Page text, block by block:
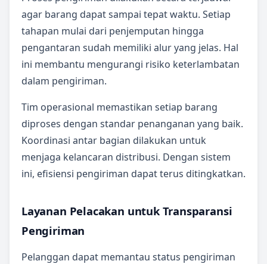
agar barang dapat sampai tepat waktu. Setiap
tahapan mulai dari penjemputan hingga
pengantaran sudah memiliki alur yang jelas. Hal
ini membantu mengurangi risiko keterlambatan
dalam pengiriman.
Tim operasional memastikan setiap barang
diproses dengan standar penanganan yang baik.
Koordinasi antar bagian dilakukan untuk
menjaga kelancaran distribusi. Dengan sistem
ini, efisiensi pengiriman dapat terus ditingkatkan.
Layanan Pelacakan untuk Transparansi
Pengiriman
Pelanggan dapat memantau status pengiriman